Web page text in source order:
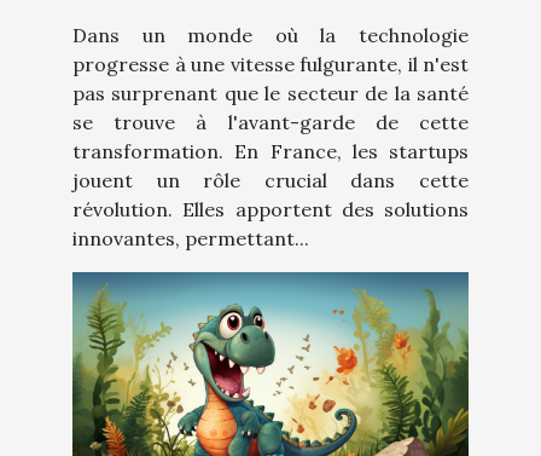
Dans un monde où la technologie
progresse à une vitesse fulgurante, il n'est
pas surprenant que le secteur de la santé
se trouve à l'avant-garde de cette
transformation. En France, les startups
jouent un rôle crucial dans cette
révolution. Elles apportent des solutions
innovantes, permettant...